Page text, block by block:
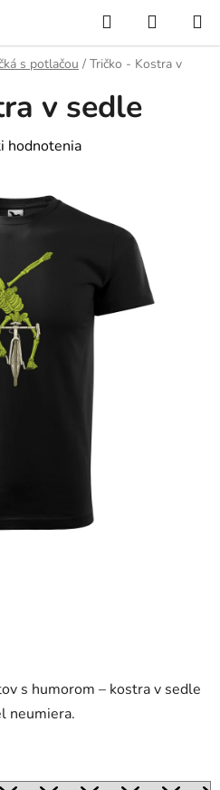
Hľadať
KOŠÍK
s potlačou / Tričko - Kostra v
s humorom – kostra v sedle
neumiera.
v sedle
hodnotenia